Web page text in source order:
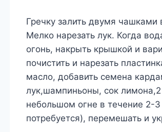
Гречку залить двумя
Мелко нарезать лук. Когда
огонь, накрыть крышкой и
почистить и нарезать
масло, добавить семена
лук,шампиньоны, сок
небольшом огне в течение 2-3
потребуется), перемешать и